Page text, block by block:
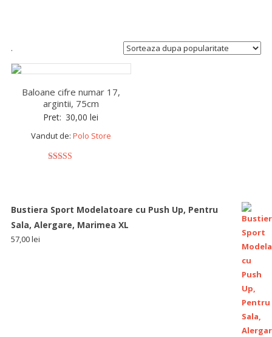
.
Baloane cifre numar 17,
argintii, 75cm
Pret: 30,00lei
Vandut de: Polo Store
Bustiera Sport Modelatoare cu Push Up, Pentru
Sala, Alergare, Marimea XL
57,00lei